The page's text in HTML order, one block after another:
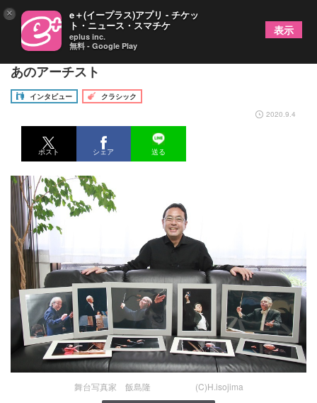
舞台写真家 飯島隆と共に振り返る、想い出に残る
あのアーチスト
インタビュー
クラシック
2020.9.4
ポスト シェア 送る
舞台写真家 飯島隆 (C)H.isojima
× e＋(イープラス)アプリ - チケッ
ト・ニュース・スマチケ
eplus inc.
無料 - Google Play
表示